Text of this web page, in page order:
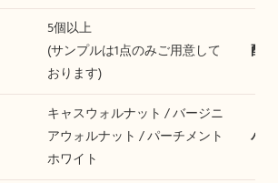
5個以上
(サンプルは1点のみご用意して
おります)
配
キャスウォルナット / バージニ
アウォルナット / パーチメント
ホワイト
パ